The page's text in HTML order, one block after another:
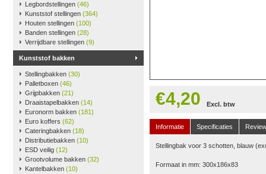
Legbordstellingen (46)
Kunststof stellingen (364)
Houten stellingen (100)
Banden stellingen (28)
Verrijdbare stellingen (9)
Kunststof bakken
Stellingbakken (30)
Palletboxen (46)
Grijpbakken (21)
Draaistapelbakken (14)
Euronorm bakken (181)
Euro koffers (62)
Cateringbakken (18)
Distributiebakken (10)
ESD veilig (12)
Grootvolume bakken (32)
Kantelbakken (10)
€4,20 Excl. btw
Informatie Specificaties
Stellingbak voor 3 schotten, blauw
Formaat in mm: 300x186x83